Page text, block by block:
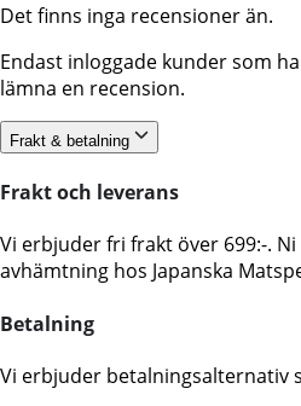
Det finns inga recensioner än.
Endast inloggade kunder som
lämna en recension.
Frakt & betalning
Frakt och leverans
Vi erbjuder fri frakt över 699:-.
avhämtning hos Japanska
Betalning
Vi erbjuder betalningsalternativ